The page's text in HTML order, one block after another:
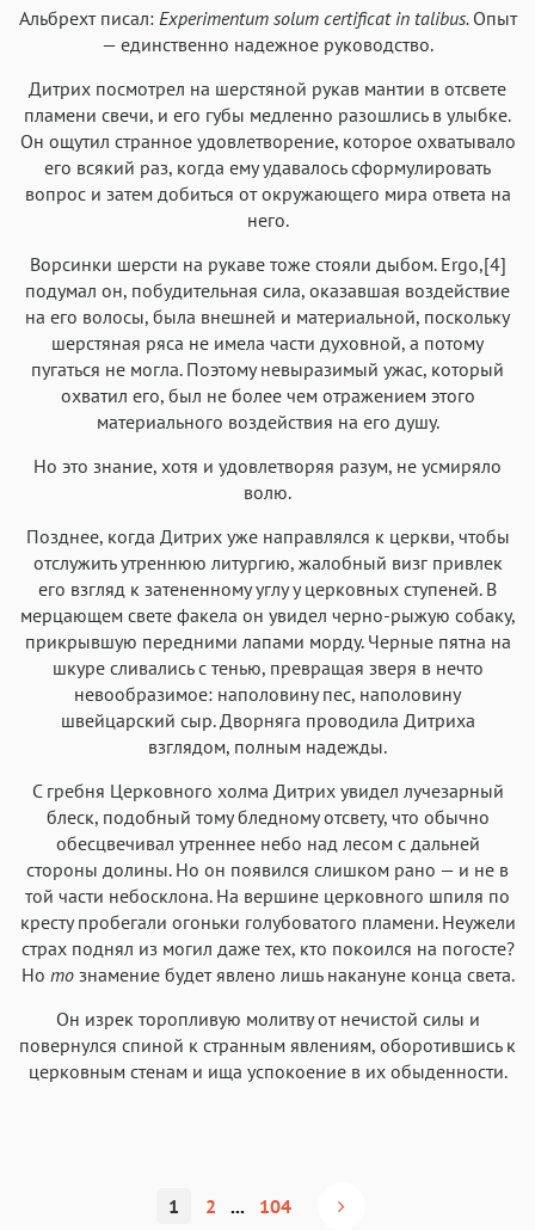
Альбрехт писал: Experimentum solum certificat in talibus. Опыт
— единственно надежное руководство.
Дитрих посмотрел на шерстяной рукав мантии в отсвете
пламени свечи, и его губы медленно разошлись в улыбке.
Он ощутил странное удовлетворение, которое охватывало
его всякий раз, когда ему удавалось сформулировать
вопрос и затем добиться от окружающего мира ответа на
него.
Ворсинки шерсти на рукаве тоже стояли дыбом. Ergo,[4]
подумал он, побудительная сила, оказавшая воздействие
на его волосы, была внешней и материальной, поскольку
шерстяная ряса не имела части духовной, а потому
пугаться не могла. Поэтому невыразимый ужас, который
охватил его, был не более чем отражением этого
материального воздействия на его душу.
Но это знание, хотя и удовлетворяя разум, не усмиряло
волю.
Позднее, когда Дитрих уже направлялся к церкви, чтобы
отслужить утреннюю литургию, жалобный визг привлек
его взгляд к затененному углу у церковных ступеней. В
мерцающем свете факела он увидел черно-рыжую собаку,
прикрывшую передними лапами морду. Черные пятна на
шкуре сливались с тенью, превращая зверя в нечто
невообразимое: наполовину пес, наполовину
швейцарский сыр. Дворняга проводила Дитриха
взглядом, полным надежды.
С гребня Церковного холма Дитрих увидел лучезарный
блеск, подобный тому бледному отсвету, что обычно
обесцвечивал утреннее небо над лесом с дальней
стороны долины. Но он появился слишком рано — и не в
той части небосклона. На вершине церковного шпиля по
кресту пробегали огоньки голубоватого пламени. Неужели
страх поднял из могил даже тех, кто покоился на погосте?
Но то знамение будет явлено лишь накануне конца света.
Он изрек торопливую молитву от нечистой силы и
повернулся спиной к странным явлениям, оборотившись к
церковным стенам и ища успокоение в их обыденности.
1 2 ... 104